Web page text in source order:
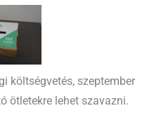
költségvetés, szeptember
ötletekre lehet szavazni.